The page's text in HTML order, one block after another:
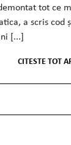
tot ce
a scris cod
[...]
CITESTE TOT